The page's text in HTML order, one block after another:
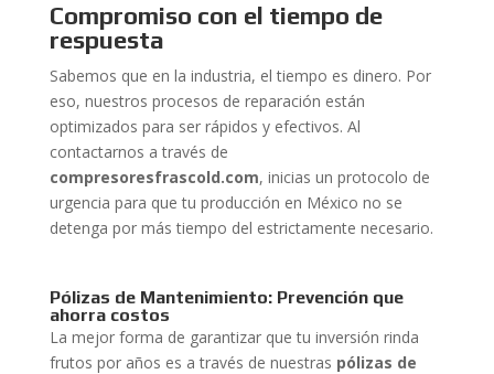
Compromiso con el tiempo de
respuesta
Sabemos que en la industria, el tiempo es dinero. Por
eso, nuestros procesos de reparación están
optimizados para ser rápidos y efectivos. Al
contactarnos a través de
compresoresfrascold.com, inicias un protocolo de
urgencia para que tu producción en México no se
detenga por más tiempo del estrictamente necesario.
Pólizas de Mantenimiento: Prevención que
ahorra costos
La mejor forma de garantizar que tu inversión rinda
frutos por años es a través de nuestras pólizas de